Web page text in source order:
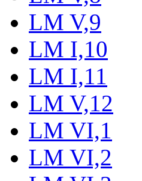
LM V,9
LM I,10
LM I,11
LM V,12
LM VI,1
LM VI,2